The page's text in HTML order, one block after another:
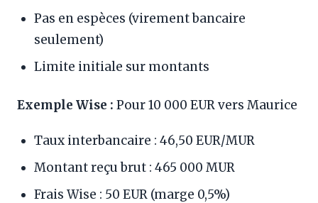
Pas en espèces (virement bancaire
seulement)
Limite initiale sur montants
Exemple Wise : Pour 10 000 EUR vers Maurice
Taux interbancaire : 46,50 EUR/MUR
Montant reçu brut : 465 000 MUR
Frais Wise : 50 EUR (marge 0,5%)